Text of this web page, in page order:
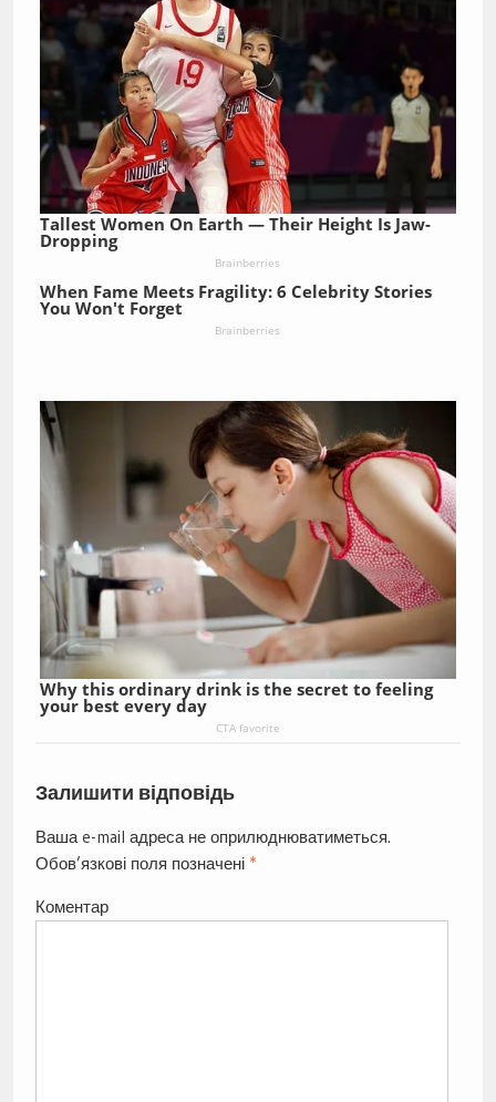
Tallest Women On Earth — Their Height Is Jaw-
Dropping
Brainberries
When Fame Meets Fragility: 6 Celebrity Stories
You Won't Forget
Brainberries
Why this ordinary drink is the secret to feeling
your best every day
CTA favorite
Залишити відповідь
Ваша e-mail адреса не оприлюднюватиметься.
Обов’язкові поля позначені *
Коментар